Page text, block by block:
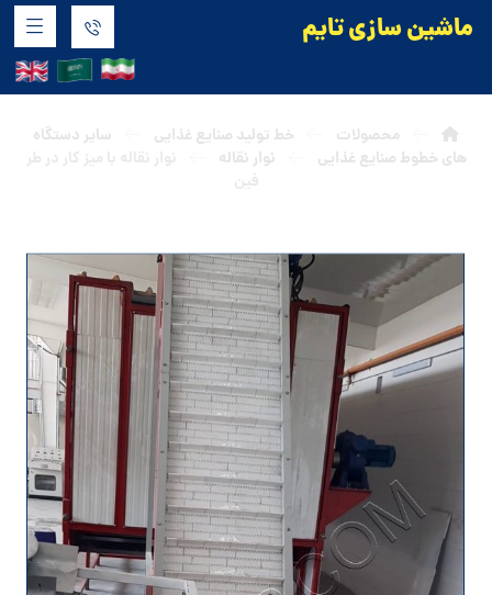
ماشین سازی تایم
طرفین
محصولات خط تولید صنایع غذایی
سایر دستگاه
های خطوط صنایع غذایی
نوار نقاله